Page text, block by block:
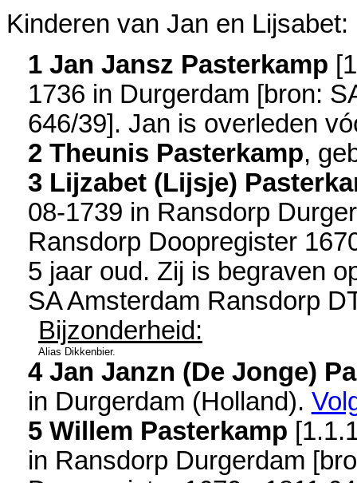
Kinderen van Jan en Lijsabet:
1 Jan Jansz Pasterkamp [
1736 in Durgerdam [bron:
646/39]. Jan is overleden
2 Theunis Pasterkamp,
3 Lijzabet (Lijsje)
08-1739 in Ransdorp
Ransdorp Doopregister
5 jaar oud. Zij is begraven
SA Amsterdam Ransdorp
Bijzonderheid:
Alias Dikkenbier.
4 Jan Janzn (De Jonge)
in Durgerdam (Holland).
5 Willem Pasterkamp [
in Ransdorp Durgerdam [